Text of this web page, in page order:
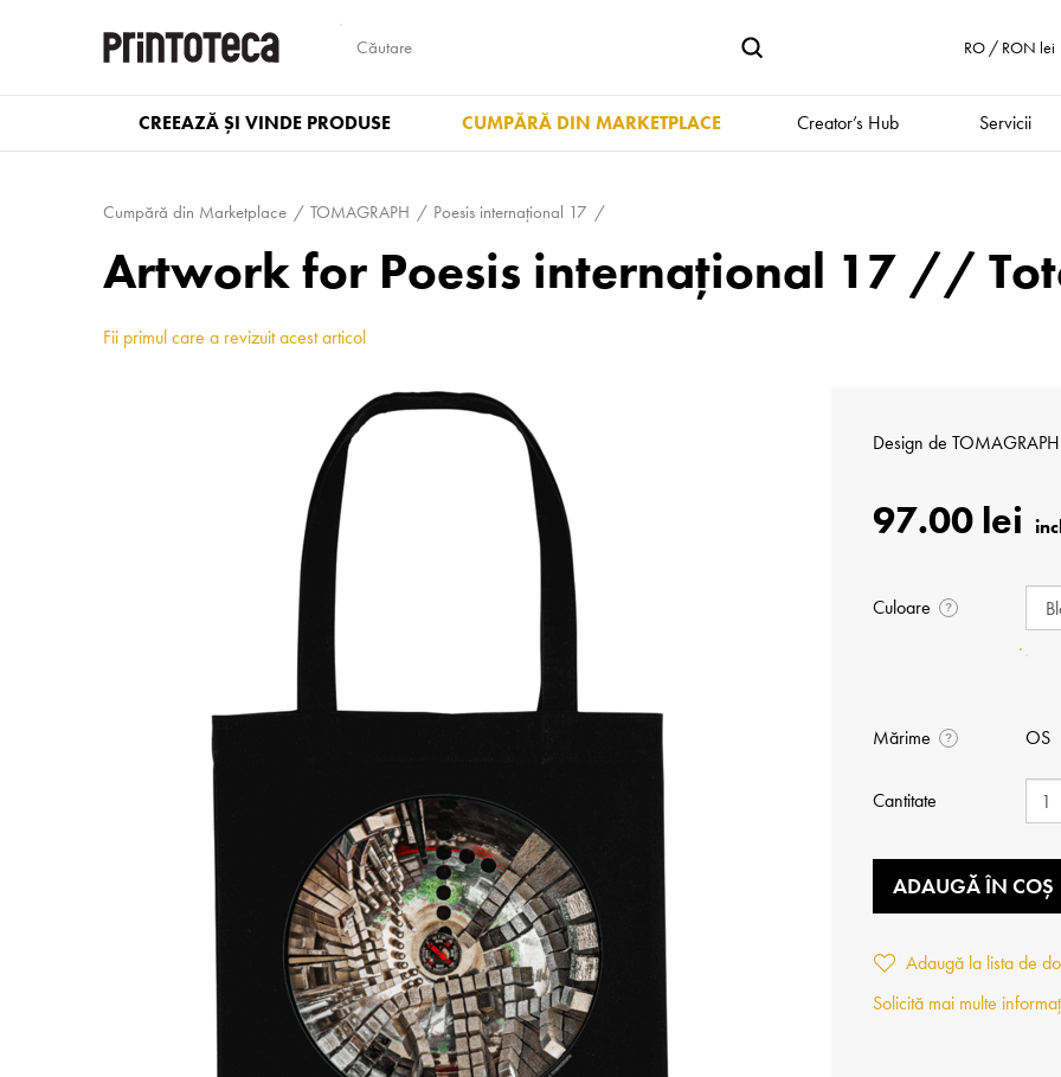
RO / RON lei
CREEAZĂ ȘI VINDE PRODUSE CUMPĂRĂ DIN MARKETPLACE Creator’s Hub Servicii
Cumpără din Marketplace TOMAGRAPH Poesis internațional 17
Artwork for Poesis internațional 17 //
Fii primul care a revizuit acest articol
Design de TOMAGRAPH
97.00 lei
Culoare ?
Mărime ? OS
Cantitate
ADAUGĂ ÎN COȘ
Adaugă la lista de
Solicită mai multe